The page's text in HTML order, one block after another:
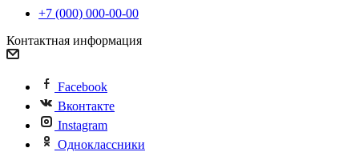
+7 (000) 000-00-00
Контактная информация
Facebook
Вконтакте
Instagram
Одноклассники